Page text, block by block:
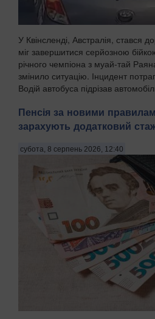
У Квінсленді, Австралія, стався
міг завершитися серйозною
річного чемпіона з муай-тай
змінило ситуацію. Інцидент
Водій автобуса підрізав
Пенсія за новими
зарахують додатковий
субота, 8 серпень 2026, 12:40